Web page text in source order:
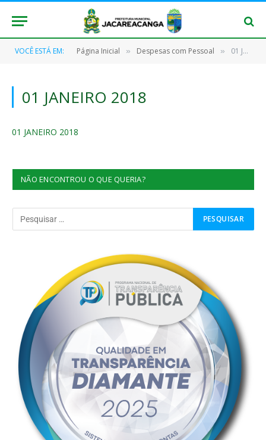
VOCÊ ESTÁ EM: Página Inicial » Despesas com Pessoal » 01 JANEIRO 2018
01 JANEIRO 2018
01 JANEIRO 2018
NÃO ENCONTROU O QUE QUERIA?